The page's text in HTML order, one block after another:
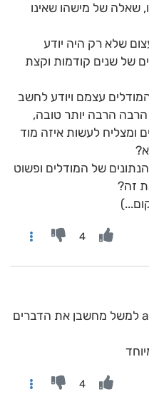
שאלה של מישהו שאינו
שלא רק היה יודע
של שנים קודמות וקצת
עצמם ויודע לחשב
הרבה יותר טובה,
ומצליח לעשות איזה מוד
של המודלים ופשוט
זה?
4
אני מאמין שאיסי ai למשל מחשבן את הדברים
4